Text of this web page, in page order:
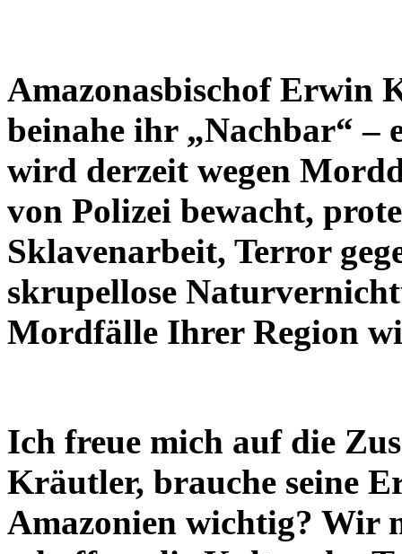
Amazonasbischof Erwin
beinahe ihr „Nachbar“ –
wird derzeit wegen
von Polizei bewacht,
Sklavenarbeit, Terror
skrupellose
Mordfälle Ihrer Region
Ich freue mich auf die
Kräutler, brauche seine
Amazonien wichtig? Wir